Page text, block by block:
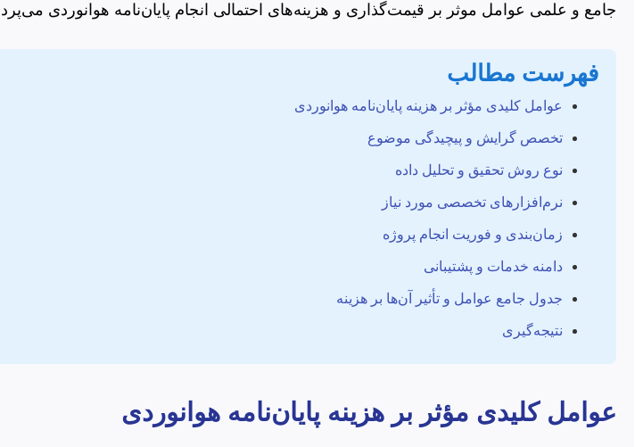
جامع و علمی عوامل موثر بر قیمت‌گذاری و هزینه‌های احتمالی انجام پایان‌نامه هوانوردی
فهرست مطالب
عوامل کلیدی مؤثر بر هزینه پایان‌نامه هوانوردی
تخصص گرایش و پیچیدگی موضوع
نوع روش تحقیق و تحلیل داده
نرم‌افزارهای تخصصی مورد نیاز
زمان‌بندی و فوریت انجام پروژه
دامنه خدمات و پشتیبانی
جدول جامع عوامل و تأثیر آن‌ها بر هزینه
نتیجه‌گیری
عوامل کلیدی مؤثر بر هزینه پایان‌نامه هوانوردی